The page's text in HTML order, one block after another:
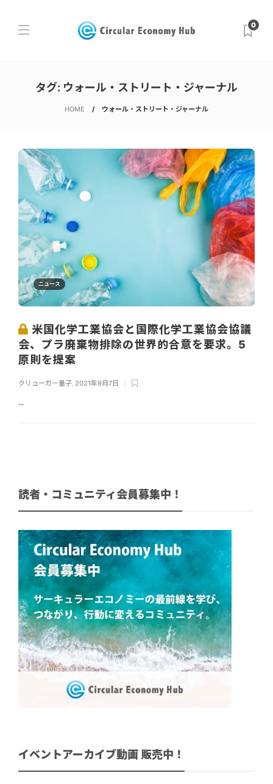
0
タグ: ウォール・ストリート・ジャーナル
HOME ウォール・ストリート・ジャーナル
ニュース
米国化学工業協会と国際化学工業協会協議
会、プラ廃棄物排除の世界的合意を要求。5
原則を提案
クリューガー量子 2021年9月7日
...
読者・コミュニティ会員募集中！
イベントアーカイブ動画 販売中！